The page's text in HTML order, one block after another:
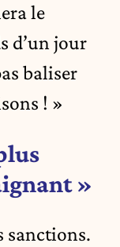
le
d’un jour
baliser
! »
»
sanctions.